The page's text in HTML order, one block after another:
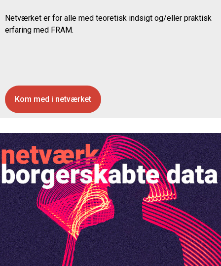
Netværket er for alle med teoretisk indsigt og/eller praktisk
erfaring med FRAM.
Kom med i netværket